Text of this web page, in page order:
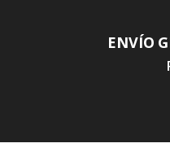
ENVÍO